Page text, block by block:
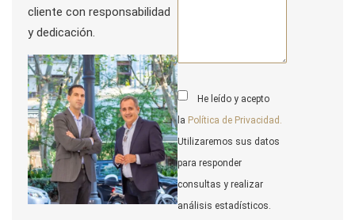
cliente con responsabilidad
y dedicación.
He leído y acepto
la Política de Privacidad.
Utilizaremos sus datos
para responder
consultas y realizar
análisis estadísticos.